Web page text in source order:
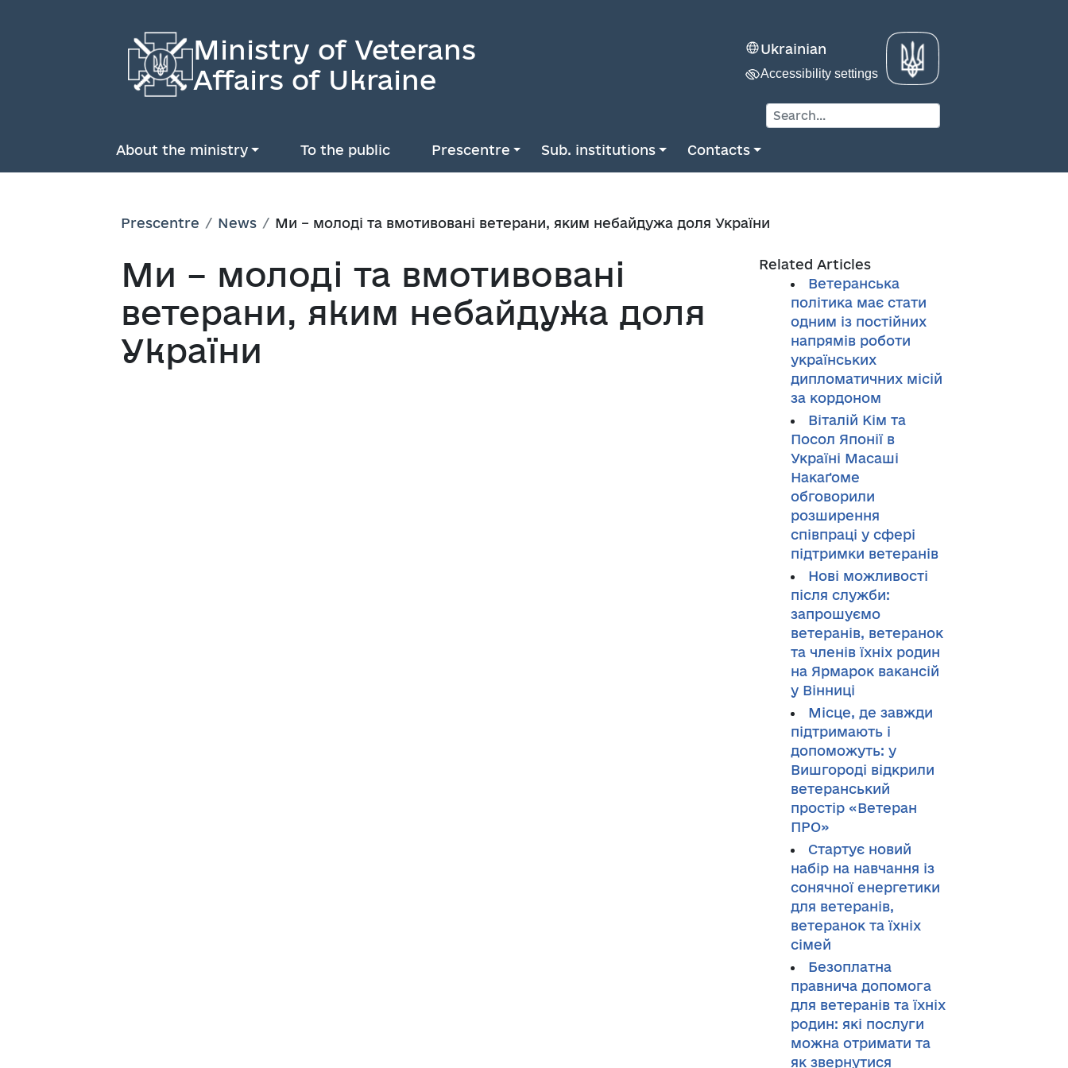
Ministry of Veterans
Affairs of Ukraine
Ukrainian
Accessibility settings
About the ministry To the public Prescentre Sub. institutions Contacts
Prescentre News Ми – молоді та вмотивовані ветерани, яким небайдужа доля України
Ми – молоді та вмотивовані
ветерани, яким небайдужа доля
України
Related Articles
Ветеранська
політика має стати
одним із постійних
напрямів роботи
українських
дипломатичних місій
за кордоном
Віталій Кім та
Посол Японії в
Україні Масаші
Накаґоме
обговорили
розширення
співпраці у сфері
підтримки ветеранів
Нові можливості
після служби:
запрошуємо
ветеранів, ветеранок
та членів їхніх родин
на Ярмарок вакансій
у Вінниці
Місце, де завжди
підтримають і
допоможуть: у
Вишгороді відкрили
ветеранський
простір «Ветеран
ПРО»
Стартує новий
набір на навчання із
сонячної енергетики
для ветеранів,
ветеранок та їхніх
сімей
Безоплатна
правнича допомога
для ветеранів та їхніх
родин: які послуги
можна отримати та
як звернутися